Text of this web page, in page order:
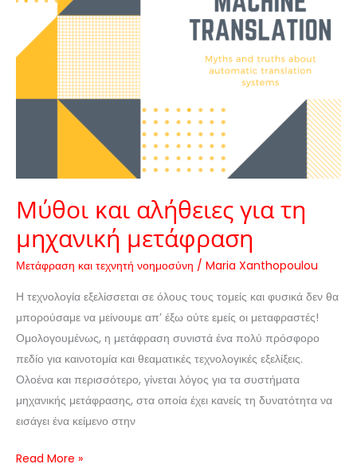
Μύθοι και αλήθειες για τη
μηχανική μετάφραση
Μετάφραση και τεχνητή νοημοσύνη / Maria Xanthopoulou
Η τεχνολογία εξελίσσεται σε όλους τους τομείς και φυσικά δεν θα
μπορούσαμε να μείνουμε απ’ έξω ούτε εμείς οι μεταφραστές!
Ομολογουμένως, η μετάφραση συνιστά ένα πολύ πρόσφορο
πεδίο για καινοτομία και θεαματικές τεχνολογικές εξελίξεις.
Ολοένα και περισσότερο, γίνεται λόγος για τα συστήματα
μηχανικής μετάφρασης, στα οποία έχει κανείς τη δυνατότητα να
εισάγει ένα κείμενο στην
Read More »